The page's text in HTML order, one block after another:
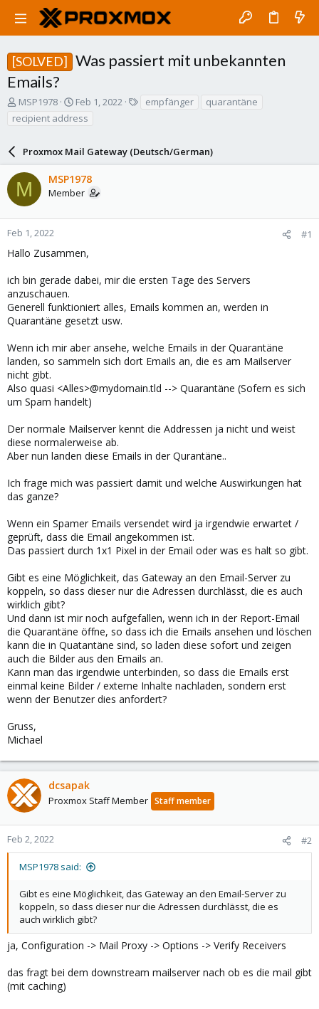
[SOLVED]
Was passiert mit unbekannten
Emails?
T
r
d
s
t
a
r
t
r
MSP1978
S
a
t
d
a
t
Feb 1, 2022 empfänger
quarantäne
recipient address
Proxmox Mail Gateway (Deutsch/German)
M MSP1978
Member
Feb 1, 2022 #1
Hallo Zusammen,
ich bin gerade dabei, mir die ersten Tage des Servers
anzuschauen.
Generell funktioniert alles, Emails kommen an, werden in
Quarantäne gesetzt usw.
Wenn ich mir aber ansehe, welche Emails in der Quarantäne
landen, so sammeln sich dort Emails an, die es am Mailserver
nicht gibt.
Also quasi <Alles>@mydomain.tld --> Quarantäne (Sofern es sich
um Spam handelt)
Der normale Mailserver kennt die Addressen ja nicht und weist
diese normalerweise ab.
Aber nun landen diese Emails in der Qurantäne..
Ich frage mich was passiert damit und welche Auswirkungen hat
das ganze?
Wenn ein Spamer Emails versendet wird ja irgendwie erwartet /
geprüft, dass die Email angekommen ist.
Das passiert durch 1x1 Pixel in der Email oder was es halt so gibt.
Gibt es eine Möglichkeit, das Gateway an den Email-Server zu
koppeln, so dass dieser nur die Adressen durchlässt, die es auch
wirklich gibt?
Und dann ist mir noch aufgefallen, wenn ich in der Report-Email
die Quarantäne öffne, so dass ich die Emails ansehen und löschen
kann die in Quatantäne sind, so laden diese sofort und zeigen
auch die Bilder aus den Emails an.
Kann man das irgendwie unterbinden, so dass die Emails erst
einmal keine Bilder / externe Inhalte nachladen, sondern erst
wenn der Benutzer dies anfordert?
Gruss,
Michael
dcsapak
Proxmox Staff Member Staff member
Feb 2, 2022 #2
MSP1978 said:
Gibt es eine Möglichkeit, das Gateway an den Email-Server zu
koppeln, so dass dieser nur die Adressen durchlässt, die es
auch wirklich gibt?
ja, Configuration -> Mail Proxy -> Options -> Verify Receivers
das fragt bei dem downstream mailserver nach ob es die mail gibt
(mit caching)